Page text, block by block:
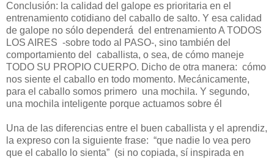
Conclusión: la calidad del galope es prioritaria en el
entrenamiento cotidiano del caballo de salto. Y esa calidad
de galope no sólo dependerá del entrenamiento A TODOS
LOS AIRES -sobre todo al PASO-, sino también del
comportamiento del
caballista, o sea, de cómo maneje
TODO SU PROPIO CUERPO. Dicho de otra manera: cómo
nos siente el caballo en todo momento. Mecánicamente,
para el caballo somos primero una mochila. Y segundo,
una mochila inteligente porque actuamos sobre él
Una de las diferencias entre el buen caballista y el aprendiz,
la expreso con la siguiente frase: “que nadie lo vea pero
que el caballo lo sienta” (si no copiada, sí inspirada en